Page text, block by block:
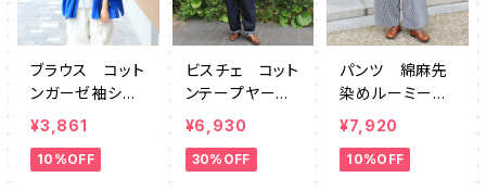
ブラウス コット
ンガーゼ袖シャ
ーリング AUM
K0017
¥3,861
10%OFF
ビスチェ コット
ンテープヤーン2
WAY SZ7612
¥6,930
30%OFF
パンツ 綿麻先
染めルーミー
SZ764243
¥7,920
10%OFF